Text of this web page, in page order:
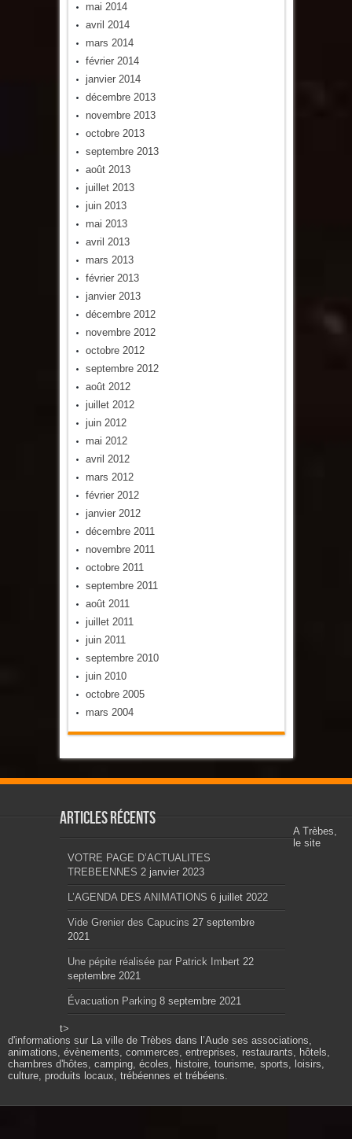
mai 2014
avril 2014
mars 2014
février 2014
janvier 2014
décembre 2013
novembre 2013
octobre 2013
septembre 2013
août 2013
juillet 2013
juin 2013
mai 2013
avril 2013
mars 2013
février 2013
janvier 2013
décembre 2012
novembre 2012
octobre 2012
septembre 2012
août 2012
juillet 2012
juin 2012
mai 2012
avril 2012
mars 2012
février 2012
janvier 2012
décembre 2011
novembre 2011
octobre 2011
septembre 2011
août 2011
juillet 2011
juin 2011
septembre 2010
juin 2010
octobre 2005
mars 2004
Articles récents
VOTRE PAGE D’ACTUALITES
TREBEENNES 2 janvier 2023
L’AGENDA DES ANIMATIONS 6 juillet 2022
Vide Grenier des Capucins 27 septembre
2021
Une pépite réalisée par Patrick Imbert 22
septembre 2021
Évacuation Parking 8 septembre 2021
t>
A Trèbes,
le site
d'informations sur La ville de Trèbes dans l’Aude ses associations,
animations, évènements, commerces, entreprises, restaurants, hôtels,
chambres d'hôtes, camping, écoles, histoire, tourisme, sports, loisirs,
culture, produits locaux, trébéennes et trébéens.